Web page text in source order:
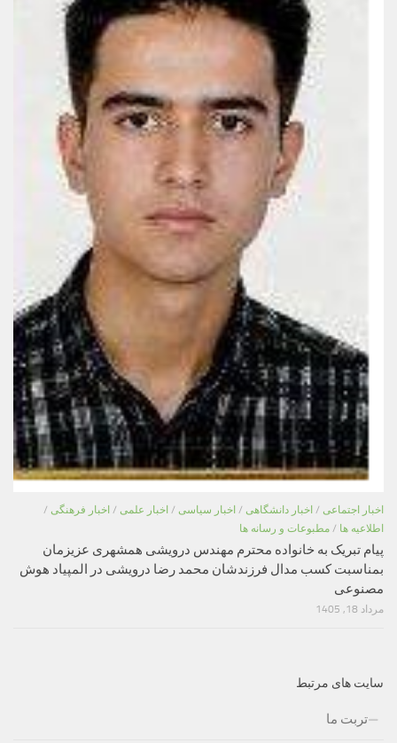
اخبار اجتماعی / اخبار دانشگاهی / اخبار سیاسی / اخبار علمی / اخبار فرهنگی /
اطلاعیه ها / مطبوعات و رسانه ها
پیام تبریک به خانواده محترم مهندس درویشی همشهری عزیزمان
بمناسبت کسب مدال فرزندشان محمد رضا درویشی در المپیاد هوش
مصنوعی
مرداد 18, 1405
سایت های مرتبط
تربت ما